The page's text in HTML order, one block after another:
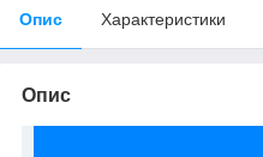
Опис Характеристики
Опис